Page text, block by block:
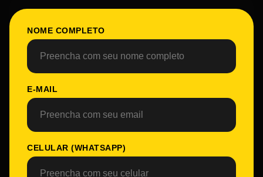
NOME COMPLETO
E-MAIL
CELULAR (WHATSAPP)